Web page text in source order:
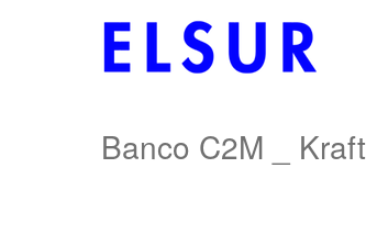
Banco C2M _ Kraft